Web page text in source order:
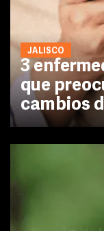
JALISCO
3
que
cambios